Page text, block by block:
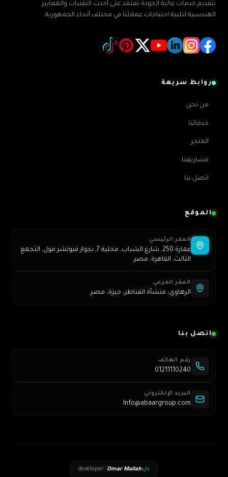
بتقديم خدمات عالية الجودة تعتمد على أحدث التقنيات والمعايير
الهندسية لتلبية احتياجات عملائنا في مختلف أنحاء الجمهورية.
روابط سريعة
من نحن
خدماتنا
المتجر
مشاريعنا
اتصل بنا
الموقع
المقر الرئيسي
عمارة 250, شارع الشباب, محلية 7, بجوار فيوتشر مول, التجمع
الثالث, القاهرة, مصر.
المقر الفرعي
الرهاوي، منشأة القناطر، جيزة، مصر.
اتصل بنا
رقم الهاتف
01211110240
البريد الإلكتروني
Info@abaargroup.com
developer: Omar Mallah